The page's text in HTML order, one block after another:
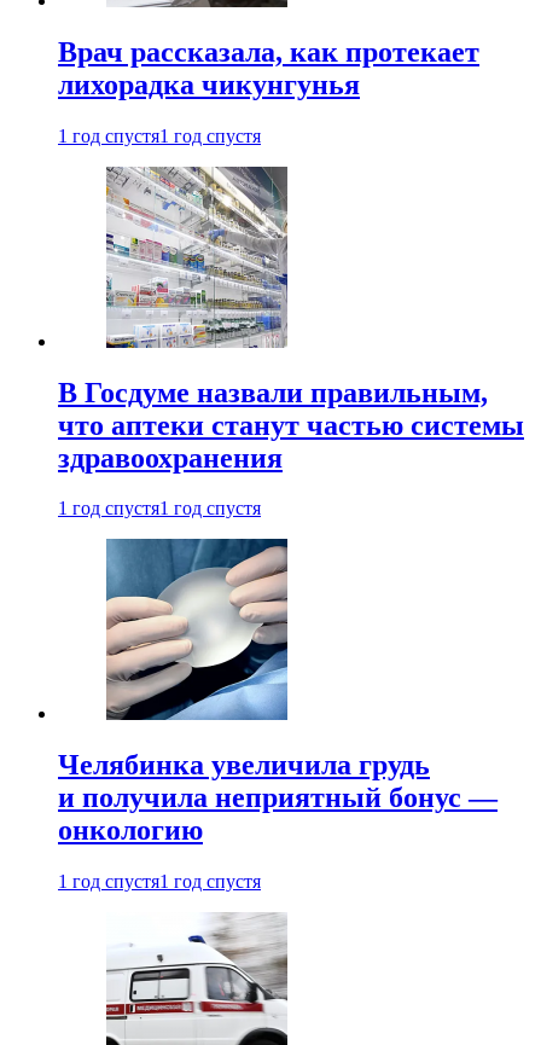
Врач рассказала, как протекает
лихорадка чикунгунья
1 год спустя1 год спустя
В Госдуме назвали правильным,
что аптеки станут частью системы
здравоохранения
1 год спустя1 год спустя
Челябинка увеличила грудь
и получила неприятный бонус —
онкологию
1 год спустя1 год спустя